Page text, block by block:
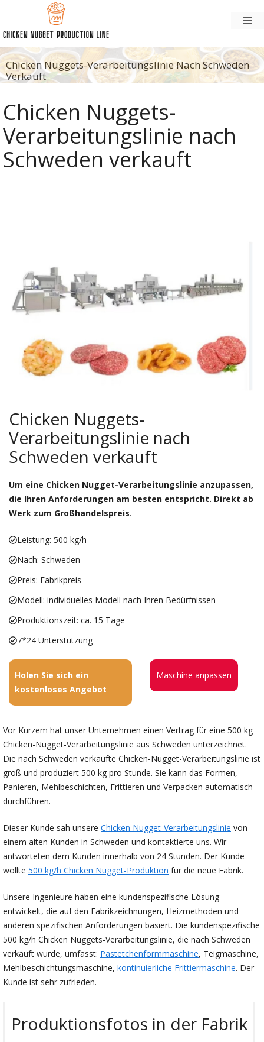
springen
Chicken Nuggets-Verarbeitungslinie Nach Schweden
Verkauft
Chicken Nuggets-
Verarbeitungslinie nach
Schweden verkauft
Chicken Nuggets-
Verarbeitungslinie nach
Schweden verkauft
Um eine Chicken Nugget-Verarbeitungslinie anzupassen,
die Ihren Anforderungen am besten entspricht. Direkt ab
Werk zum Großhandelspreis.
Leistung: 500 kg/h
Nach: Schweden
Preis: Fabrikpreis
Modell: individuelles Modell nach Ihren Bedürfnissen
Produktionszeit: ca. 15 Tage
7*24 Unterstützung
Holen Sie sich ein
kostenloses Angebot
Maschine anpassen
Vor Kurzem hat unser Unternehmen einen Vertrag für eine 500 kg
Chicken-Nugget-Verarbeitungslinie aus Schweden unterzeichnet.
Die nach Schweden verkaufte Chicken-Nugget-Verarbeitungslinie ist
groß und produziert 500 kg pro Stunde. Sie kann das Formen,
Panieren, Mehlbeschichten, Frittieren und Verpacken automatisch
durchführen.
Dieser Kunde sah unsere Chicken Nugget-Verarbeitungslinie von
einem alten Kunden in Schweden und kontaktierte uns. Wir
antworteten dem Kunden innerhalb von 24 Stunden. Der Kunde
wollte 500 kg/h Chicken Nugget-Produktion für die neue Fabrik.
Unsere Ingenieure haben eine kundenspezifische Lösung
entwickelt, die auf den Fabrikzeichnungen, Heizmethoden und
anderen spezifischen Anforderungen basiert. Die kundenspezifische
500 kg/h Chicken Nuggets-Verarbeitungslinie, die nach Schweden
verkauft wurde, umfasst: Pastetchenformmaschine, Teigmaschine,
Mehlbeschichtungsmaschine, kontinuierliche Frittiermaschine. Der
Kunde ist sehr zufrieden.
Produktionsfotos in der Fabrik